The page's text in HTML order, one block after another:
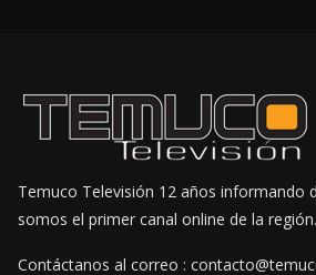
Temuco Televisión 12 años informando
somos el primer canal online de la región.
Contáctanos al correo :